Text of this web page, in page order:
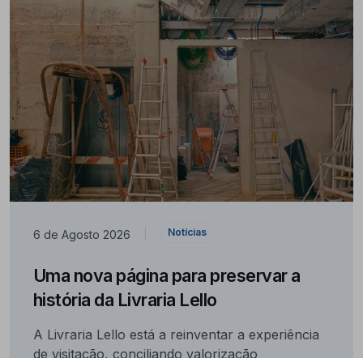
6 de Agosto 2026 Notícias
Uma nova página para preservar a
história da Livraria Lello
A Livraria Lello está a reinventar a experiência
de visitação, conciliando valorização